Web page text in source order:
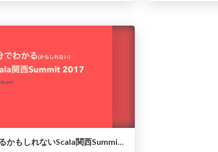
5分でわかるかもしれないScala関西Summit 2017